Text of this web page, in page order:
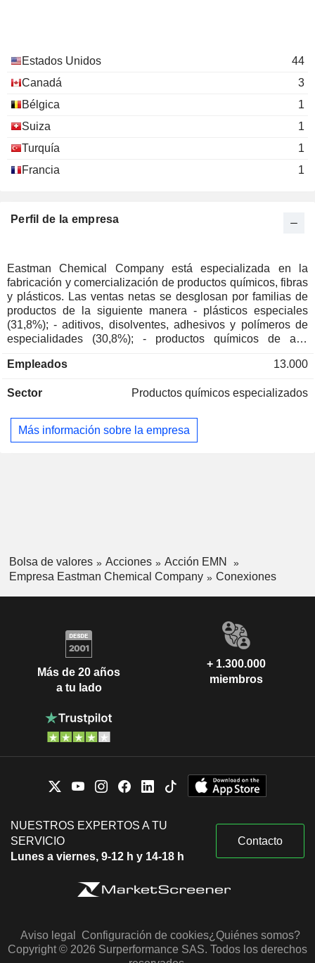
Estados Unidos
44
Canadá
3
Bélgica
1
Suiza
1
Turquía
1
Francia
1
Perfil de la empresa
Eastman Chemical Company está especializada en la
fabricación y comercialización de productos químicos, fibras
y plásticos. Las ventas netas se desglosan por familias de
productos de la siguiente manera - plásticos especiales
(31,8%); - aditivos, disolventes, adhesivos y polímeros de
especialidades (30,8%); - productos químicos de alto
(14,1%): incluidas las fibras de acetato de celulosa. Las
modo: Estados Unidos y Canadá (42%), Europa/Oriente
(5,4%).
Empleados 13.000
Sector Productos químicos especializados
Más información sobre la empresa
Bolsa de valores Acciones
Acción EMN
Empresa Eastman Chemical Company
Conexiones
Más de 20 años
a tu lado
+ 1.300.000
miembros
NUESTROS EXPERTOS A TU
SERVICIO
Lunes a viernes, 9-12 h y 14-18 h
Contacto
Aviso legal Configuración de cookies¿Quiénes somos?
Copyright © 2026 Surperformance SAS. Todos los derechos